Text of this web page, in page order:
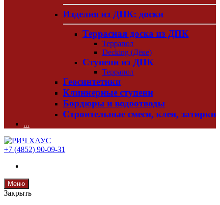
Изделия из ДПК: доски
Террасная доска из ДПК
Террапол
Decking (Дёке)
Ступени из ДПК
Террапол
Геосинтетики
Клинкерные ступени
Бордюры и водоотводы
Строительные смеси, клеи, затирки
...
+7 (4852) 90-09-31
Меню
Закрыть